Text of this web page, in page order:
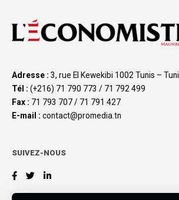
Adresse : 3, rue El Kewekibi 1002 Tunis –
Tél : (+216) 71 790 773 / 71 792 499
Fax : 71 793 707 / 71 791 427
E-mail : contact@promedia.tn
SUIVEZ-NOUS